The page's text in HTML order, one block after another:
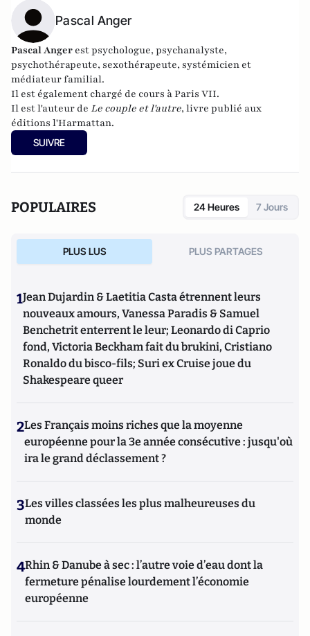
Pascal Anger
Pascal Anger est psychologue, psychanalyste,
psychothérapeute, sexothérapeute, systémicien et
médiateur familial.
Il est également chargé de cours à Paris VII.
Il est l'auteur de Le couple et l'autre, livre publié aux
éditions l'Harmattan.
SUIVRE
POPULAIRES 24 Heures 7 Jours
PLUS LUS PLUS PARTAGES
1Jean Dujardin & Laetitia Casta étrennent leurs
nouveaux amours, Vanessa Paradis & Samuel
Benchetrit enterrent le leur; Leonardo di Caprio
fond, Victoria Beckham fait du brukini, Cristiano
Ronaldo du bisco-fils; Suri ex Cruise joue du
Shakespeare queer
2Les Français moins riches que la moyenne
européenne pour la 3e année consécutive : jusqu'où
ira le grand déclassement ?
3Les villes classées les plus malheureuses du
monde
4Rhin & Danube à sec : l’autre voie d’eau dont la
fermeture pénalise lourdement l’économie
européenne